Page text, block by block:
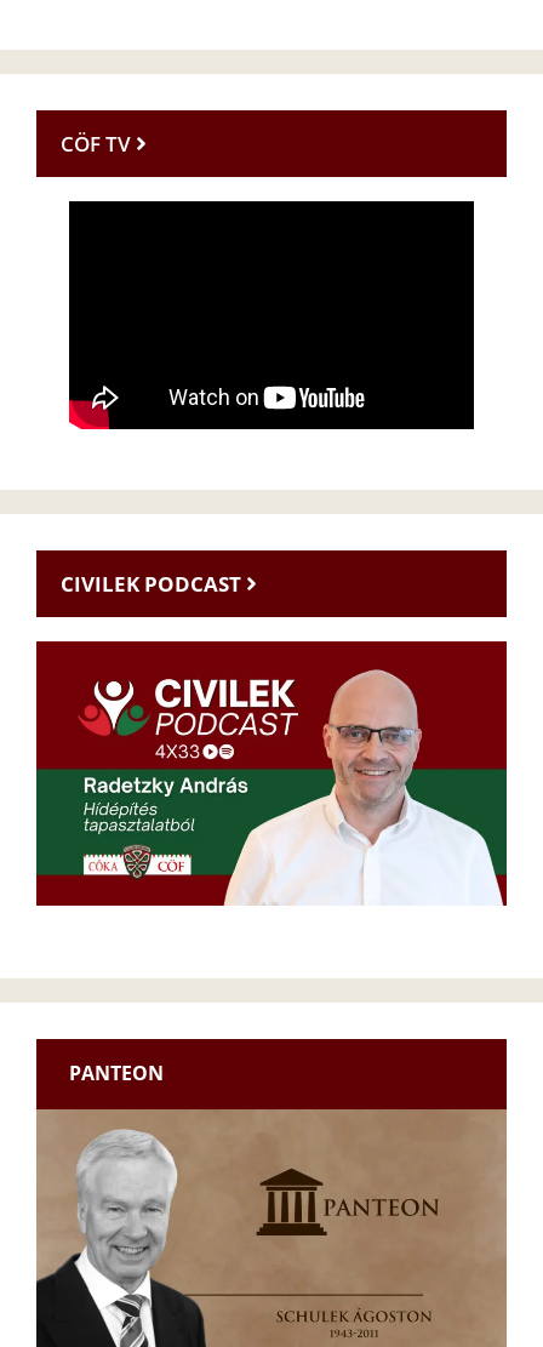
CÖF TV
CIVILEK PODCAST
PANTEON